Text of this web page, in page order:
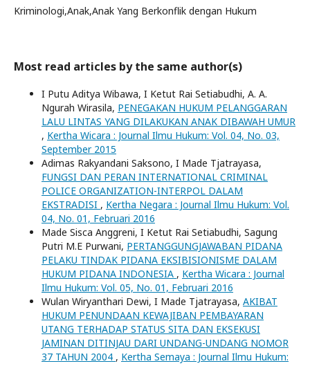
Kriminologi,Anak,Anak Yang Berkonflik dengan Hukum
Most read articles by the same author(s)
I Putu Aditya Wibawa, I Ketut Rai Setiabudhi, A. A.
Ngurah Wirasila, PENEGAKAN HUKUM PELANGGARAN
LALU LINTAS YANG DILAKUKAN ANAK DIBAWAH UMUR
, Kertha Wicara : Journal Ilmu Hukum: Vol. 04, No. 03,
September 2015
Adimas Rakyandani Saksono, I Made Tjatrayasa,
FUNGSI DAN PERAN INTERNATIONAL CRIMINAL
POLICE ORGANIZATION-INTERPOL DALAM
EKSTRADISI , Kertha Negara : Journal Ilmu Hukum: Vol.
04, No. 01, Februari 2016
Made Sisca Anggreni, I Ketut Rai Setiabudhi, Sagung
Putri M.E Purwani, PERTANGGUNGJAWABAN PIDANA
PELAKU TINDAK PIDANA EKSIBISIONISME DALAM
HUKUM PIDANA INDONESIA , Kertha Wicara : Journal
Ilmu Hukum: Vol. 05, No. 01, Februari 2016
Wulan Wiryanthari Dewi, I Made Tjatrayasa, AKIBAT
HUKUM PENUNDAAN KEWAJIBAN PEMBAYARAN
UTANG TERHADAP STATUS SITA DAN EKSEKUSI
JAMINAN DITINJAU DARI UNDANG-UNDANG NOMOR
37 TAHUN 2004 , Kertha Semaya : Journal Ilmu Hukum: